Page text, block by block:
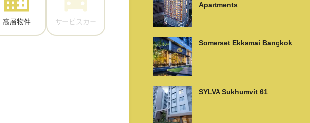
高層物件 サービスカー
Apartments
Somerset Ekkamai Bangkok
SYLVA Sukhumvit 61